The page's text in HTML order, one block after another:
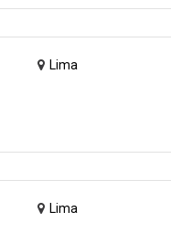
Lima
Lima